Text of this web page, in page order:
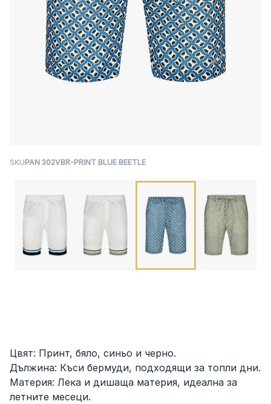
SKUPAN 302VBR-PRINT BLUE BEETLE
Цвят: Принт, бяло, синьо и черно.
Дължина: Къси бермуди, подходящи за топли дни.
Материя: Лека и дишаща материя, идеална за
летните месеци.